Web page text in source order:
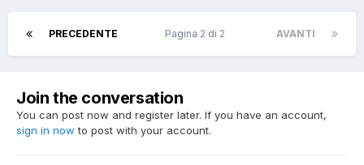
PRECEDENTE AVANTI
Pagina 2 di 2
Join the conversation
You can post now and register later. If you have an account,
sign in now to post with your account.